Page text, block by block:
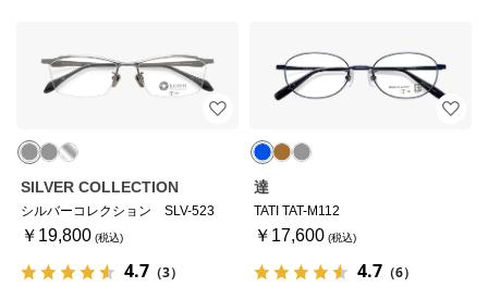
SILVER COLLECTION
シルバーコレクション SLV-523
￥19,800
4.7 （3）
達
TATI TAT-M112
￥17,600
4.7 （6）